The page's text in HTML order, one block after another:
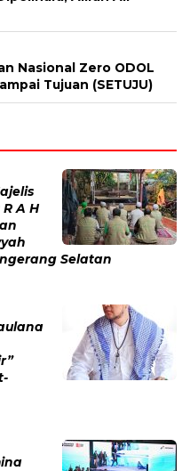
Nasional Zero ODOL
Tujuan (SETUJU)
A H
Selatan